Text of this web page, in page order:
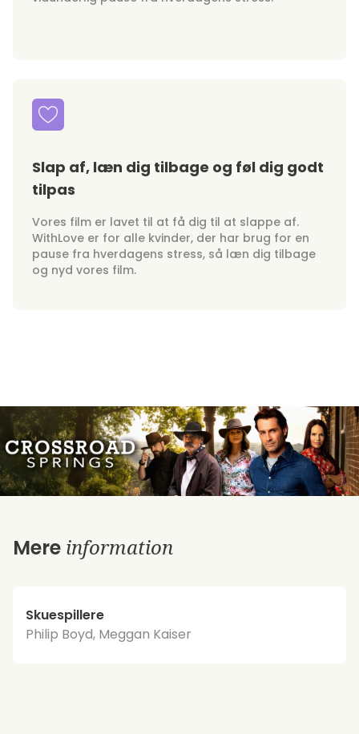
Slap af, læn dig tilbage og føl dig godt
tilpas
Vores film er lavet til at få dig til at slappe af.
WithLove er for alle kvinder, der har brug for en
pause fra hverdagens stress, så læn dig tilbage
og nyd vores film.
Mere information
Skuespillere
Philip Boyd, Meggan Kaiser